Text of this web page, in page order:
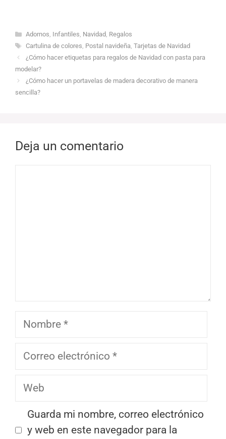
Categorías
Adornos, Infantiles, Navidad, Regalos
Etiquetas
Cartulina de colores, Postal navideña, Tarjetas de Navidad
¿Cómo hacer etiquetas para regalos de Navidad con pasta para
modelar?
¿Cómo hacer un portavelas de madera decorativo de manera
sencilla?
Deja un comentario
Nombre
Correo
Web
Guarda mi nombre, correo electrónico
y web en este navegador para la